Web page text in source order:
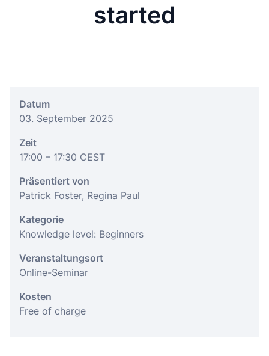
started
Datum
03. September 2025
Zeit
17:00 – 17:30 CEST
Präsentiert von
Patrick Foster, Regina Paul
Kategorie
Knowledge level: Beginners
Veranstaltungsort
Online-Seminar
Kosten
Free of charge